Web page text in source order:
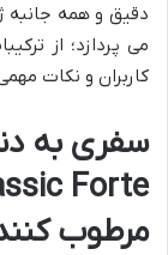
دقیق و همه جانبه
می پردازد؛ از
کاربران و نکات
مرطوب